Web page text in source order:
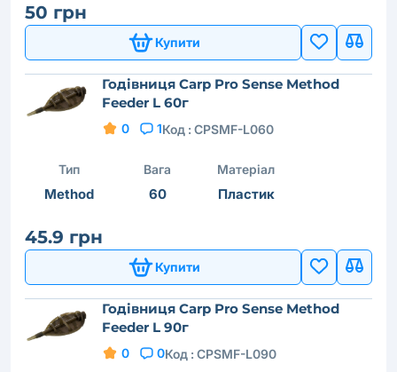
50 грн
Купити
Годівниця Carp Pro Sense Method
Feeder L 60г
0 1Код : CPSMF-L060
Тип
Method
Вага
60
Матеріал
Пластик
45.9 грн
Купити
Годівниця Carp Pro Sense Method
Feeder L 90г
0 0Код : CPSMF-L090